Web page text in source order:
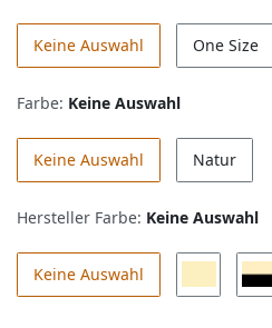
Keine Auswahl One Size
Farbe: Keine Auswahl
Keine Auswahl Natur
Hersteller Farbe: Keine Auswahl
Keine Auswahl